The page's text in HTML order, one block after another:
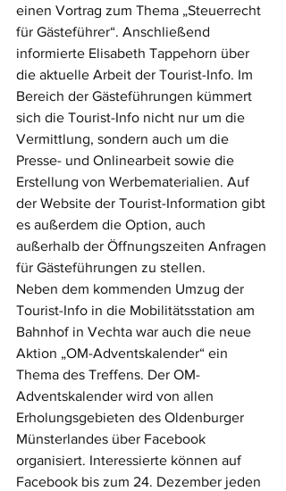
einen Vortrag zum Thema „Steuerrecht
für Gästeführer“. Anschließend
informierte Elisabeth Tappehorn über
die aktuelle Arbeit der Tourist-Info. Im
Bereich der Gästeführungen kümmert
sich die Tourist-Info nicht nur um die
Vermittlung, sondern auch um die
Presse- und Onlinearbeit sowie die
Erstellung von Werbematerialien. Auf
der Website der Tourist-Information gibt
es außerdem die Option, auch
außerhalb der Öffnungszeiten Anfragen
für Gästeführungen zu stellen.
Neben dem kommenden Umzug der
Tourist-Info in die Mobilitätsstation am
Bahnhof in Vechta war auch die neue
Aktion „OM-Adventskalender“ ein
Thema des Treffens. Der OM-
Adventskalender wird von allen
Erholungsgebieten des Oldenburger
Münsterlandes über Facebook
organisiert. Interessierte können auf
Facebook bis zum 24. Dezember jeden